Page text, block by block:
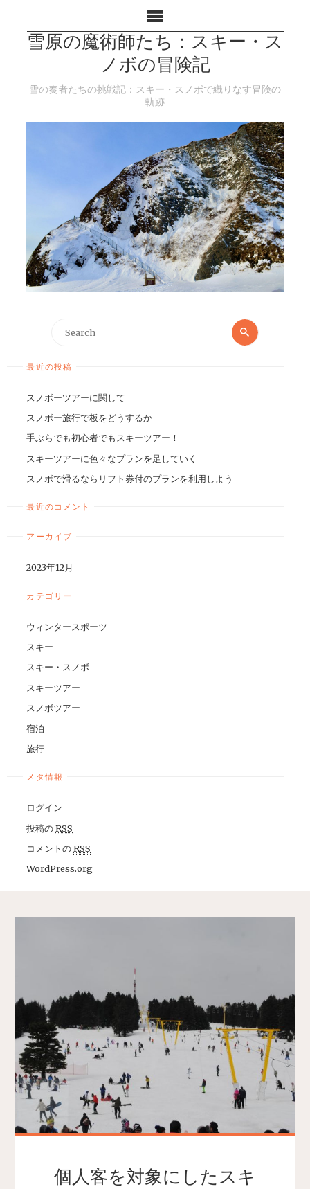
雪原の魔術師たち：スキー・ス
ノボの冒険記
雪の奏者たちの挑戦記：スキー・スノボで織りなす冒険の
軌跡
最近の投稿
スノボーツアーに関して
スノボー旅行で板をどうするか
手ぶらでも初心者でもスキーツアー！
スキーツアーに色々なプランを足していく
スノボで滑るならリフト券付のプランを利用しよう
最近のコメント
アーカイブ
2023年12月
カテゴリー
ウィンタースポーツ
スキー
スキー・スノボ
スキーツアー
スノボツアー
宿泊
旅行
メタ情報
ログイン
投稿のRSS
コメントのRSS
WordPress.org
個人客を対象にしたスキ